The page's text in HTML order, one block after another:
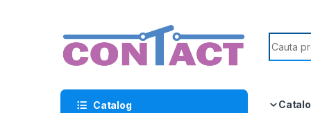
Search
Catalog